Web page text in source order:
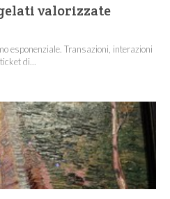
valorizzate
esponenziale. Transazioni, interazioni
di...